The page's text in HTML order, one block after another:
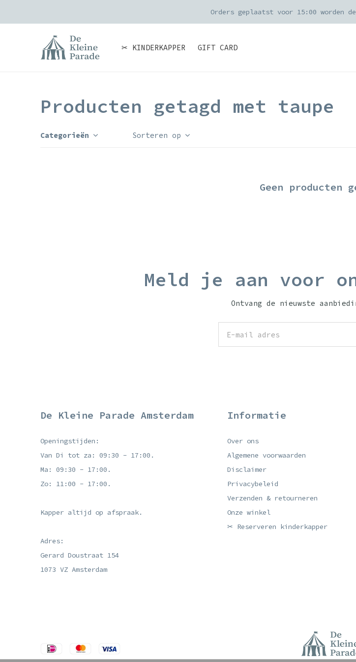
✂ KINDERKAPPER GIFT CARD
Orders geplaatst voor 15:00 worden
Producten getagd met taupe
Categorieën Sorteren op
Geen producten
Meld je aan voor
Ontvang de nieuwste
De Kleine Parade Amsterdam
Openingstijden:
Van Di tot za: 09:30 - 17:00.
Ma: 09:30 - 17:00.
Zo: 11:00 - 17:00.
Kapper altijd op afspraak.
Adres:
Gerard Doustraat 154
1073 VZ Amsterdam
Informatie
Over ons
Algemene voorwaarden
Disclaimer
Privacybeleid
Verzenden & retourneren
Onze winkel
✂ Reserveren kinderkapper